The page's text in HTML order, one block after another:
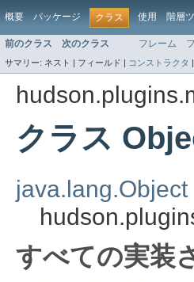
概要 パッケージ クラス 使用 階層
前のクラス 次のクラス フレーム
サマリー: ネスト | フィールド | コンストラクタ |
クラス
java.lang.Object
すべての実装